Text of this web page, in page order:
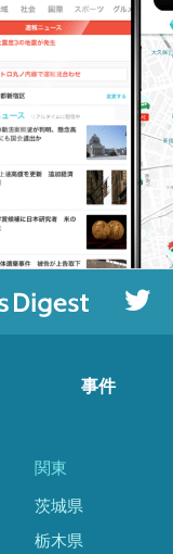
事件
関東
茨城県
栃木県